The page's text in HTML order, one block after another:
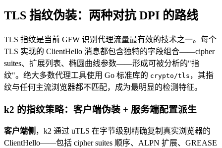
TLS 指纹伪装：两种对抗 DPI 的路线
TLS 指纹是当前 GFW 识别代理流量最有效的技术之一。每个
TLS 实现的 ClientHello 消息都包含独特的字段组合——cipher
suites、扩展列表、椭圆曲线参数——形成可被分析的"指
纹"。绝大多数代理工具使用 Go 标准库的 crypto/tls ，其指
纹与任何主流浏览器都不匹配，成为最明显的检测特征。
k2 的指纹策略：客户端伪装 + 服务端配置派生
客户端侧 ，k2 通过 uTLS 在字节级别精确复制真实浏览器的
ClientHello——包括 cipher suites 顺序、ALPN 扩展、GREASE